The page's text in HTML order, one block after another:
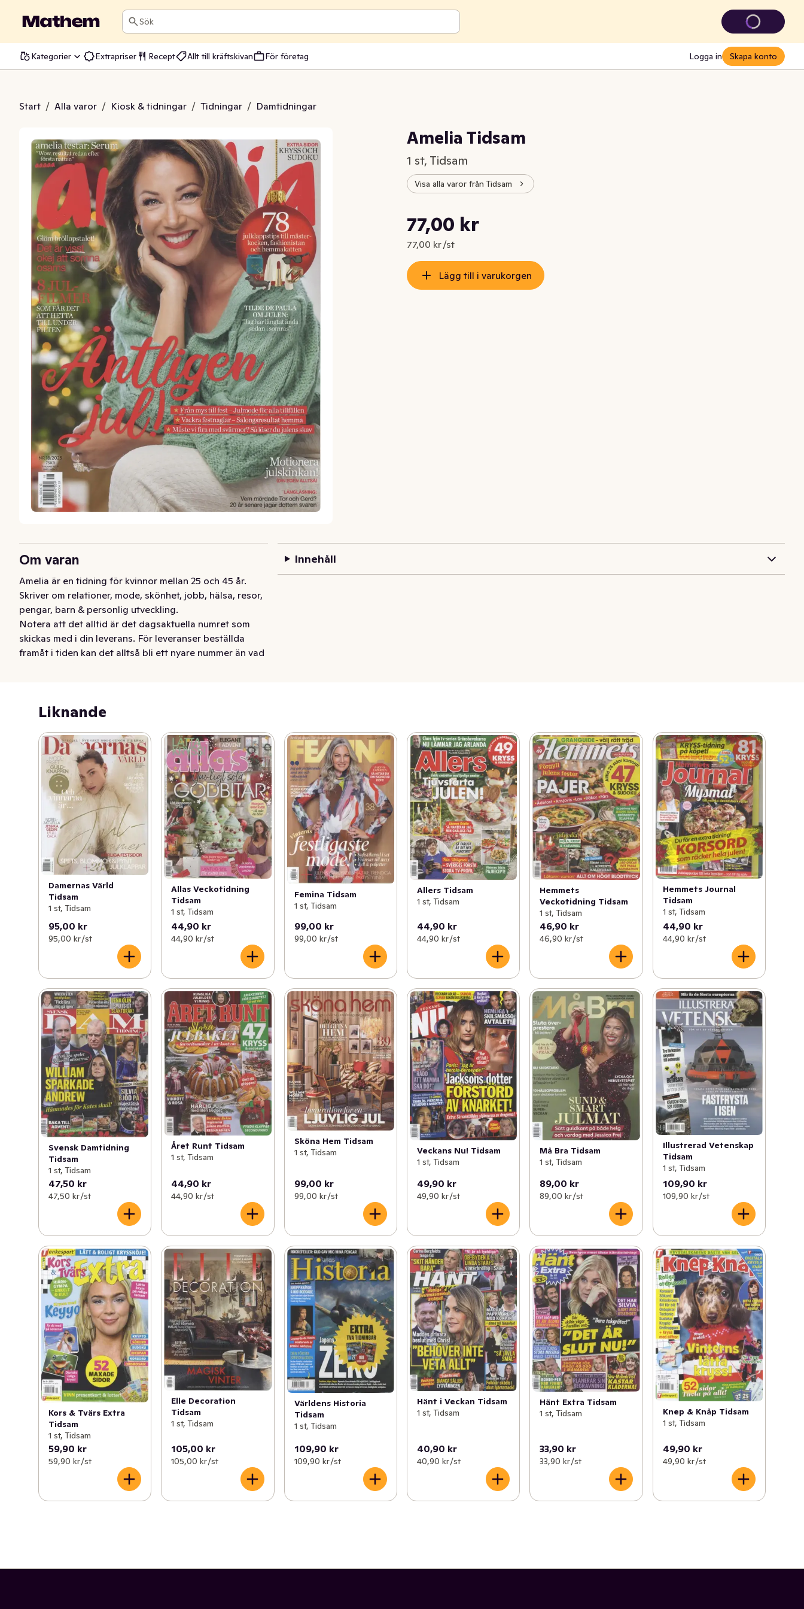
Sök
Kategorier Extrapriser Recept Allt till kräftskivan För företag Logga in Skapa konto
Start / Alla varor / Kiosk & tidningar / Tidningar / Damtidningar
Tidsam
Amelia Tidsam
1 st, Tidsam
Visa alla varor från Tidsam
Nuvarande pris är: 77,00 kr
77,00 kr
77,00 kr /st
Styckpris: 77,00 kr /st
Lägg till i varukorgen
Om varan
Amelia är en tidning för kvinnor mellan 25 och 45 år.
Skriver om relationer, mode, skönhet, jobb, hälsa, resor,
pengar, barn & personlig utveckling.
Notera att det alltid är det dagsaktuella numret som
skickas med i din leverans. För leveranser beställda
framåt i tiden kan det alltså bli ett nyare nummer än vad
pengar, barn & personlig utveckling.
Notera att det alltid är det dagsaktuella numret som
skickas med i din leverans. För leveranser beställda
framåt i tiden kan det alltså bli ett nyare nummer än vad
som visas på produktbilden.
Innehåll
Liknande
Damernas Värld
Tidsam
1 st, Tidsam
95,00 kr
95,00 kr /st
Allas Veckotidning
Tidsam
1 st, Tidsam
44,90 kr
44,90 kr /st
Femina Tidsam
1 st, Tidsam
99,00 kr
99,00 kr /st
Allers Tidsam
1 st, Tidsam
44,90 kr
44,90 kr /st
Hemmets
Veckotidning Tidsam
1 st, Tidsam
46,90 kr
46,90 kr /st
Hemmets Journal
Tidsam
1 st, Tidsam
44,90 kr
44,90 kr /st
Svensk Damtidning
Tidsam
1 st, Tidsam
47,50 kr
47,50 kr /st
Året Runt Tidsam
1 st, Tidsam
44,90 kr
44,90 kr /st
Sköna Hem Tidsam
1 st, Tidsam
99,00 kr
99,00 kr /st
Veckans Nu! Tidsam
1 st, Tidsam
49,90 kr
49,90 kr /st
Må Bra Tidsam
1 st, Tidsam
89,00 kr
89,00 kr /st
Illustrerad Vetenskap
Tidsam
1 st, Tidsam
109,90 kr
109,90 kr /st
Kors & Tvärs Extra
Tidsam
1 st, Tidsam
59,90 kr
59,90 kr /st
Elle Decoration
Tidsam
1 st, Tidsam
105,00 kr
105,00 kr /st
Världens Historia
Tidsam
1 st, Tidsam
109,90 kr
109,90 kr /st
Hänt i Veckan Tidsam
1 st, Tidsam
40,90 kr
40,90 kr /st
Hänt Extra Tidsam
1 st, Tidsam
33,90 kr
33,90 kr /st
Knep & Knåp Tidsam
1 st, Tidsam
49,90 kr
49,90 kr /st